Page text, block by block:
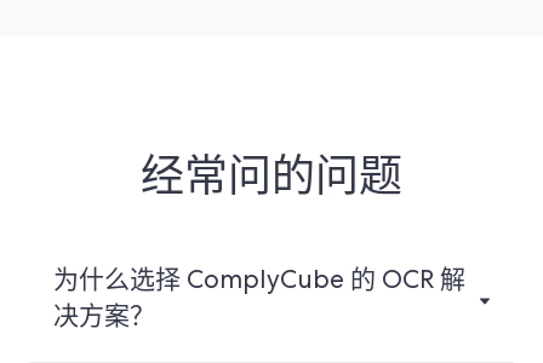
经常问的问题
为什么选择 ComplyCube 的 OCR 解
决方案？